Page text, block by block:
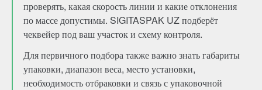
проверять, какая скорость линии и какие отклонения
по массе допустимы. SIGITASPAK UZ подберёт
чеквейер под ваш участок и схему контроля.
Для первичного подбора также важно знать габариты
упаковки, диапазон веса, место установки,
необходимость отбраковки и связь с упаковочной